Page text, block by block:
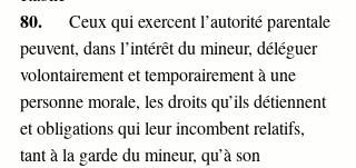
80. Ceux qui exercent l’autorité parentale
peuvent, dans l’intérêt du mineur, déléguer
volontairement et temporairement à une
personne morale, les droits qu’ils détiennent
et obligations qui leur incombent relatifs,
tant à la garde du mineur, qu’à son